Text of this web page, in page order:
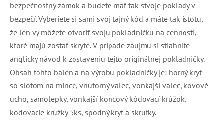
bezpečnostný zámok a budete mať tak stvoje poklady v
bezpečí. Vyberiete si sami svoj tajný kód a máte tak istotu,
že len vy môžete otvoriť svoju pokladničku na cennosti,
ktoré majú zostať skryté. V prípade záujmu si stiahnite
anglický návod k zostaveniu tejto originálnej pokladničky.
Obsah tohto balenia na výrobu pokladničky je: horný kryt
so slotom na mince, vnútorný valec, vonkajší valec, kovové
ucho, samolepky, vonkajší koncový kódovací krúžok,
kódovacie krúžky 5ks, spodný kryt a skrutky.